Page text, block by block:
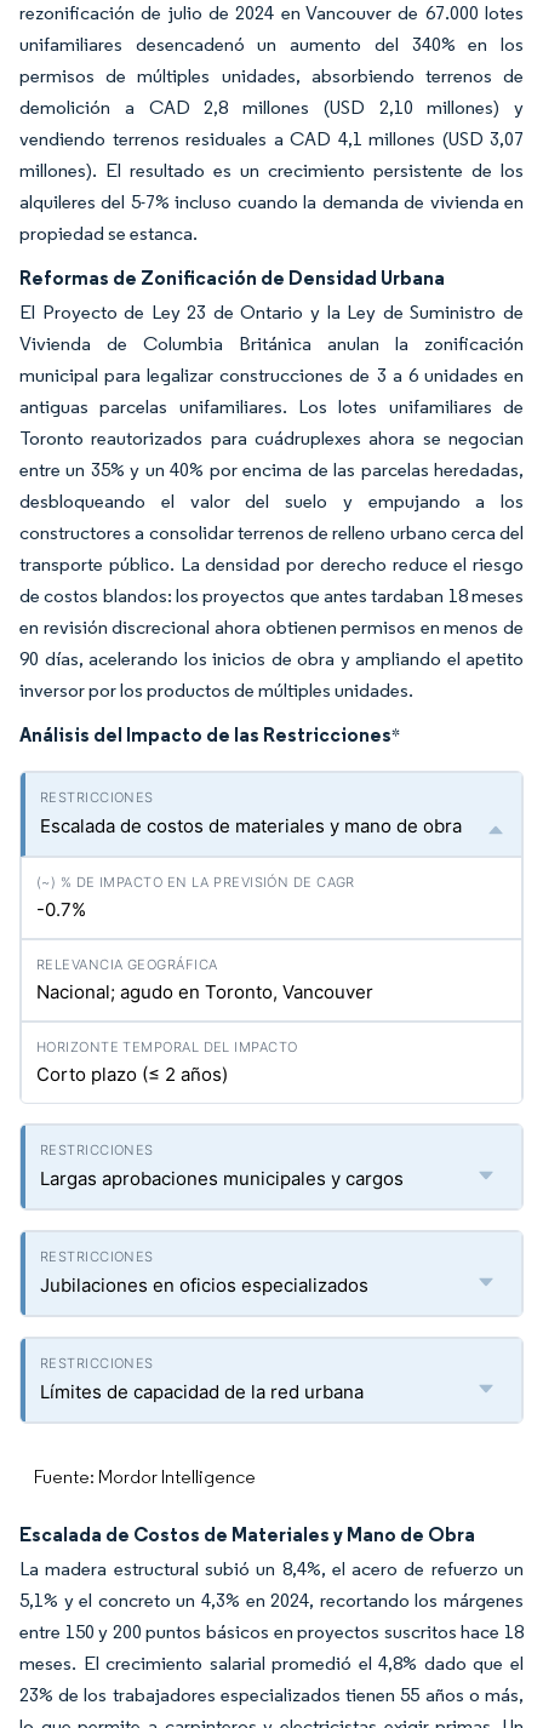
rezonificación de julio de 2024 en Vancouver de 67.000 lotes
unifamiliares desencadenó un aumento del 340% en los
permisos de múltiples unidades, absorbiendo terrenos de
demolición a CAD 2,8 millones (USD 2,10 millones) y
vendiendo terrenos residuales a CAD 4,1 millones (USD 3,07
millones). El resultado es un crecimiento persistente de los
alquileres del 5-7% incluso cuando la demanda de vivienda en
propiedad se estanca.
Reformas de Zonificación de Densidad Urbana
El Proyecto de Ley 23 de Ontario y la Ley de Suministro de
Vivienda de Columbia Británica anulan la zonificación
municipal para legalizar construcciones de 3 a 6 unidades en
antiguas parcelas unifamiliares. Los lotes unifamiliares de
Toronto reautorizados para cuádruplexes ahora se negocian
entre un 35% y un 40% por encima de las parcelas heredadas,
desbloqueando el valor del suelo y empujando a los
constructores a consolidar terrenos de relleno urbano cerca del
transporte público. La densidad por derecho reduce el riesgo
de costos blandos: los proyectos que antes tardaban 18 meses
en revisión discrecional ahora obtienen permisos en menos de
90 días, acelerando los inicios de obra y ampliando el apetito
inversor por los productos de múltiples unidades.
Análisis del Impacto de las Restricciones*
Escalada de costos de materiales y mano de obra
-0.7%
Nacional; agudo en Toronto, Vancouver
Corto plazo (≤ 2 años)
Largas aprobaciones municipales y cargos
Jubilaciones en oficios especializados
Límites de capacidad de la red urbana
Fuente: Mordor Intelligence
Escalada de Costos de Materiales y Mano de Obra
La madera estructural subió un 8,4%, el acero de refuerzo un
5,1% y el concreto un 4,3% en 2024, recortando los márgenes
entre 150 y 200 puntos básicos en proyectos suscritos hace 18
meses. El crecimiento salarial promedió el 4,8% dado que el
23% de los trabajadores especializados tienen 55 años o más,